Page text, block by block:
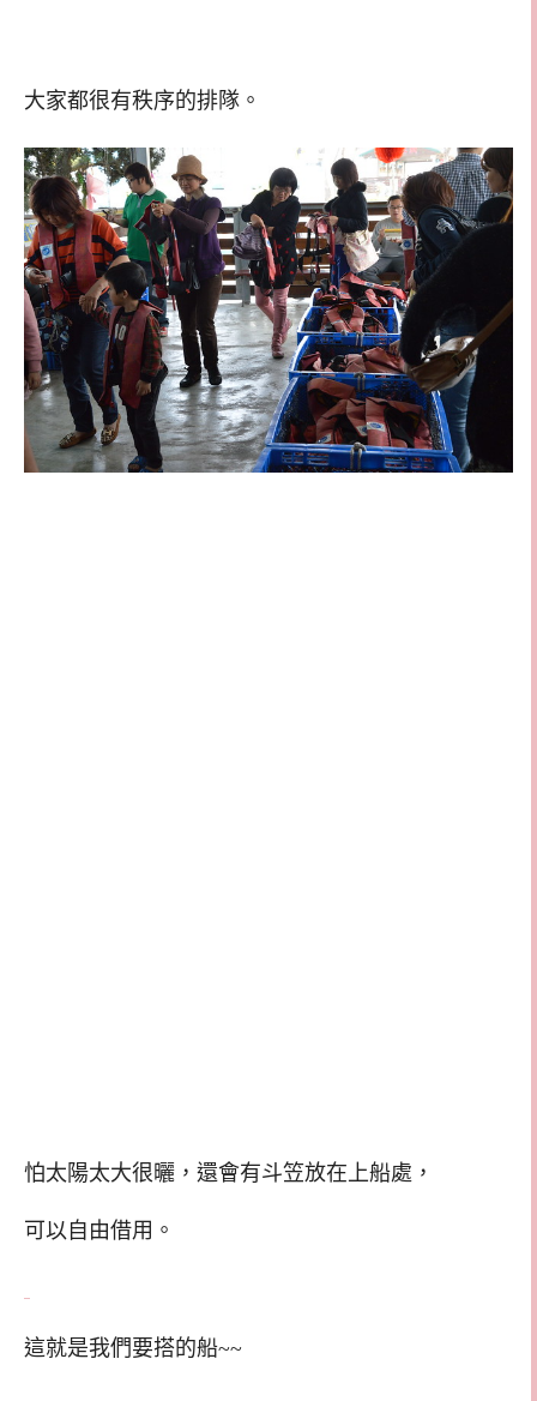
大家都很有秩序的排隊。
怕太陽太大很曬，還會有斗笠放在上船處，
可以自由借用。
這就是我們要搭的船~~